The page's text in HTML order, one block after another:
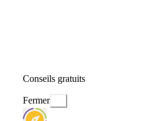
Conseils gratuits
Fermer